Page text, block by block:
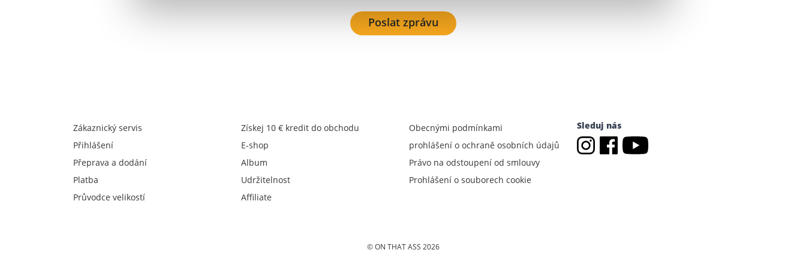
Poslat zprávu
Zákaznický servis
Přihlášení
Přeprava a dodání
Platba
Průvodce velikostí
Získej 10 € kredit do obchodu
E-shop
Album
Udržitelnost
Affiliate
Obecnými podmínkami
prohlášení o ochraně osobních údajů
Právo na odstoupení od smlouvy
Prohlášení o souborech cookie
Sleduj nás
© ON THAT ASS 2026